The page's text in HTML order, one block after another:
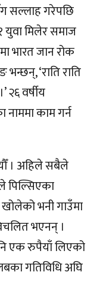
सल्लाह गरेपछि
युवा मिलेर समाज
भारत जान रोक
‘राति राति
२६ वर्षीय
काम गर्न
। अहिले सबैले
पिल्सिएका
भनी गाउँमा
भएनन् ।
एक रुपैयाँ लिएको
गतिविधि अघि